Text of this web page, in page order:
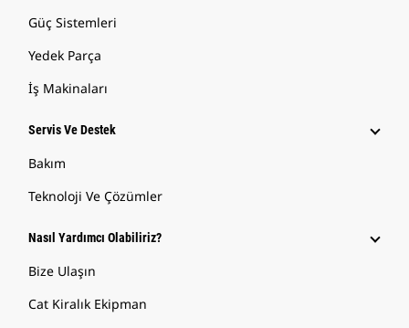
Güç Sistemleri
Yedek Parça
İş Makinaları
Servis Ve Destek
Bakım
Teknoloji Ve Çözümler
Nasıl Yardımcı Olabiliriz?
Bize Ulaşın
Cat Kiralık Ekipman